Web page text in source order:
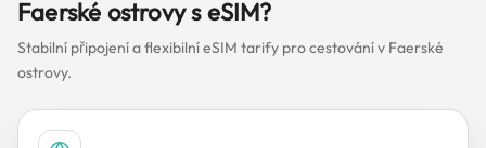
Faerské ostrovy s eSIM?
Stabilní připojení a flexibilní eSIM tarify pro cestování v Faerské
ostrovy.